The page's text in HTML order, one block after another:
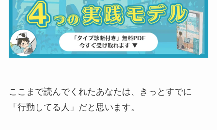
ここまで読んでくれたあなたは、きっとすでに
「行動してる人」だと思います。